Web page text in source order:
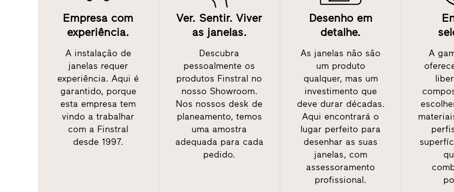
Empresa com
experiência.
A instalação de
janelas requer
experiência. Aqui é
garantido, porque
esta empresa tem
vindo a trabalhar
com a Finstral
desde 1997.
Ver. Sentir. Viver
as janelas.
Descubra
pessoalmente os
produtos Finstral no
nosso Showroom.
Nos nossos desk de
planeamento, temos
uma amostra
adequada para cada
pedido.
Desenho em
detalhe.
As janelas não são
um produto
qualquer, mas um
investimento que
deve durar décadas.
Aqui encontrará o
lugar perfeito para
desenhar as suas
janelas, com
assessoramento
profissional.
A